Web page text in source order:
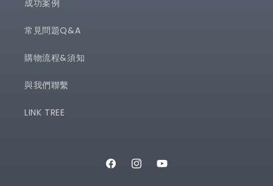
成功案例
常見問題Q&A
購物流程&須知
與我們聯繫
LINK TREE
FacebookInstagramYouTube